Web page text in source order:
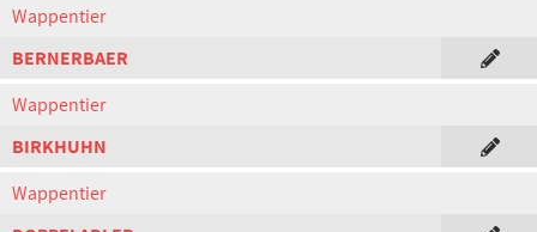
Wappentier
BERNERBAER
Wappentier
BIRKHUHN
Wappentier